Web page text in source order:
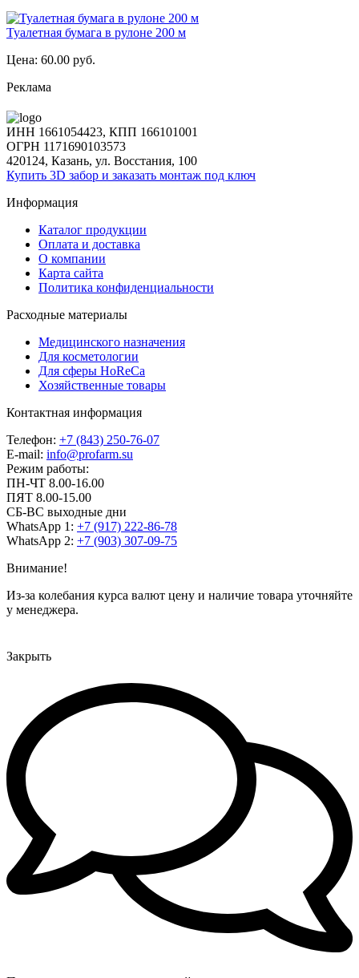
Туалетная бумага в рулоне 200 м
Цена: 60.00 руб.
Реклама
ИНН 1661054423, КПП 166101001
ОГРН 1171690103573
420124, Казань, ул. Восстания, 100
Купить 3D забор и заказать монтаж под ключ
Информация
Каталог продукции
Оплата и доставка
О компании
Карта сайта
Политика конфиденциальности
Расходные материалы
Медицинского назначения
Для косметологии
Для сферы HoReCa
Хозяйственные товары
Контактная информация
Телефон: +7 (843) 250-76-07
E-mail: info@profarm.su
Режим работы:
ПН-ЧТ 8.00-16.00
ПЯТ 8.00-15.00
СБ-ВС выходные дни
WhatsApp 1: +7 (917) 222-86-78
WhatsApp 2: +7 (903) 307-09-75
Внимание!
Из-за колебания курса валют цену и наличие товара уточняйте
у менеджера.
Закрыть